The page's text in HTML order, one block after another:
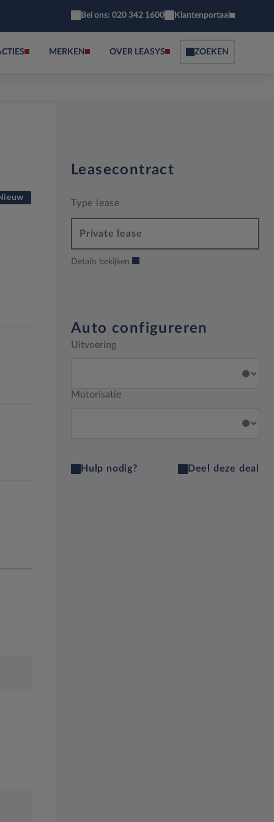
Bel ons: 020 342 1600 Klantenportaal
MERKEN OVER LEASYS ZOEKEN
Leasecontract
Type lease
Private lease
Details bekijken
Auto configureren
Uitvoering
Motorisatie
Hulp nodig? Deel deze deal